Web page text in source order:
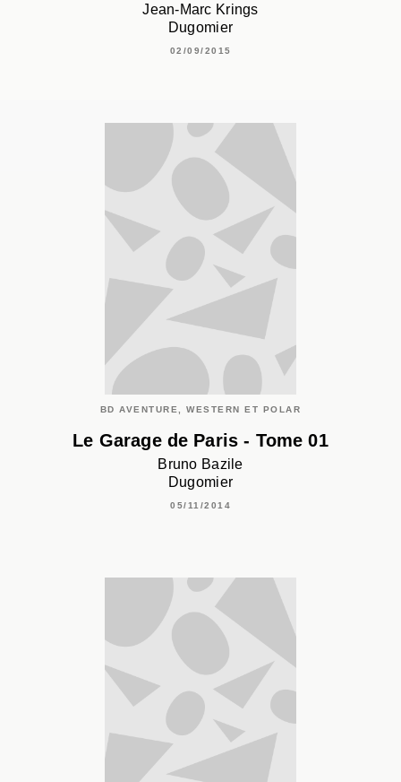
Jean-Marc Krings
Dugomier
02/09/2015
BD AVENTURE, WESTERN ET POLAR
Le Garage de Paris - Tome 01
Bruno Bazile
Dugomier
05/11/2014